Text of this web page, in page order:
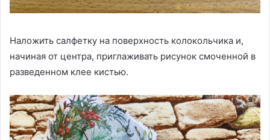
Наложить салфетку на поверхность колокольчика и,
начиная от центра, приглаживать рисунок смоченной в
разведенном клее кистью.